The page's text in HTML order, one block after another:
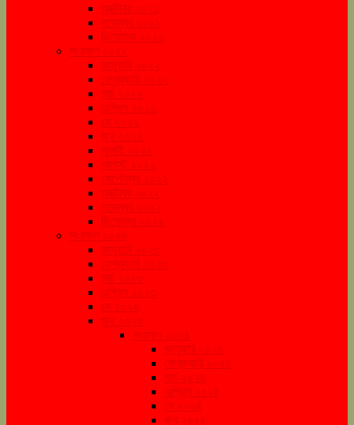
অক্টোবর ২০২১
নভেম্বর ২০২১
ডিসেম্বর ২০২১
সংরক্ষণ ২০২২
জানুয়ারি ২০২২
ফেব্রুয়ারি ২০২২
মার্চ ২০২২
এপ্রিল ২০২২
মে ২০২২
জুন ২০২২
জুলাই ২০২২
আগস্ট ২০২২
সেপ্টেম্বর ২০২২
অক্টোবর ২০২২
নভেম্বর ২০২২
ডিসেম্বর ২০২২
সংরক্ষণ ২০২৩
জানুয়ারি ২০২৩
ফেব্রুয়ারি ২০২৩
মার্চ ২০২৩
এপ্রিল ২০২৩
মে ২০২৩
জুন ২০২৩
সংরক্ষণ ২০২৪
জানুয়ারি ২০২৪
ফেব্রুয়ারি ২০২৪
মার্চ ২০২৪
এপ্রিল ২০২৪
মে ২০২৪
জুন ২০২৪